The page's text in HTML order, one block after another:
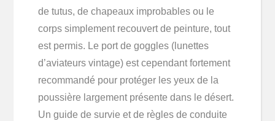
de tutus, de chapeaux improbables ou le
corps simplement recouvert de peinture, tout
est permis. Le port de goggles (lunettes
d’aviateurs vintage) est cependant fortement
recommandé pour protéger les yeux de la
poussière largement présente dans le désert.
Un guide de survie et de règles de conduite